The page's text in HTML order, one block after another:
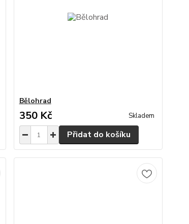
Bělohrad
350 Kč Skladem
Přidat do košíku